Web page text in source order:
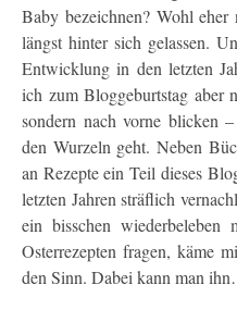
Baby bezeichnen? Wohl
längst hinter sich gelassen.
Entwicklung in den letzten
ich zum Bloggeburtstag aber
sondern nach vorne blicken
den Wurzeln geht. Neben
an Rezepte ein Teil dieses
letzten Jahren sträflich
ein bisschen
Osterrezepten fragen, käme
den Sinn. Dabei kann man